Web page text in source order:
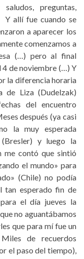
preguntas,
Y allí fue cuando se
a aparecer los
comenzamos a
(…) pero al final
4 de noviembre (…) Y
la diferencia horaria
de Liza (Dudelzak)
del encuentro
después (ya casi
la muy esperada
y luego la
me contó que sintió
el mundo» para
(Chile) no podía
esperado fin de
el día jueves la
no aguantábamos
que para mí fue un
de recuerdos
el paso del tiempo),